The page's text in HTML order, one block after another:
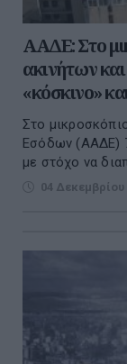
ΑΑΔΕ: Στο
ακινήτων
«κόσκινο»
Στο
Εσόδων (ΑΑΔΕ)
με στόχο να
04 Δεκεμβρίου